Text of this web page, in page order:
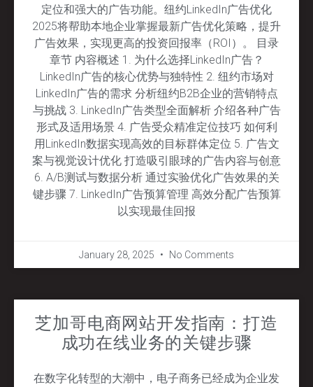
定位和强大的广告功能。纽约LinkedIn广告优化
2025将帮助本地企业掌握最新广告优化策略，提升
广告效果，实现更高的投资回报率（ROI）。 目录
章节 内容概述 1. 为什么选择LinkedIn广告？
LinkedIn广告的核心优势与独特性 2. 纽约市场对
LinkedIn广告的需求 分析纽约B2B企业的营销特点
与挑战 3. LinkedIn广告类型全面解析 介绍各种广告
形式及适用场景 4. 广告受众精准定位技巧 如何利
用LinkedIn数据实现高效的目标群体定位 5. 广告文
案与视觉设计优化 打造吸引眼球的广告内容与创意
6. A/B测试与数据分析 通过实验优化广告效果的关
键步骤 7. LinkedIn广告预算管理 高效分配广告预算
以实现最佳回报
January 28, 2025 No Comments
芝加哥电商网站开发指南：打造
成功在线业务的关键步骤
在数字化转型的大潮中，电子商务已经成为企业发